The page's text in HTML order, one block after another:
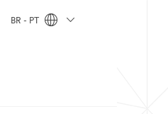
BR - PT